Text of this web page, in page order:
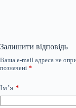
Залишити відповідь
Ваша e-mail адреса не
позначені *
Ім’я *